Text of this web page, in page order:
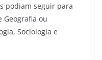
podiam seguir para
Geografia ou
Sociologia e